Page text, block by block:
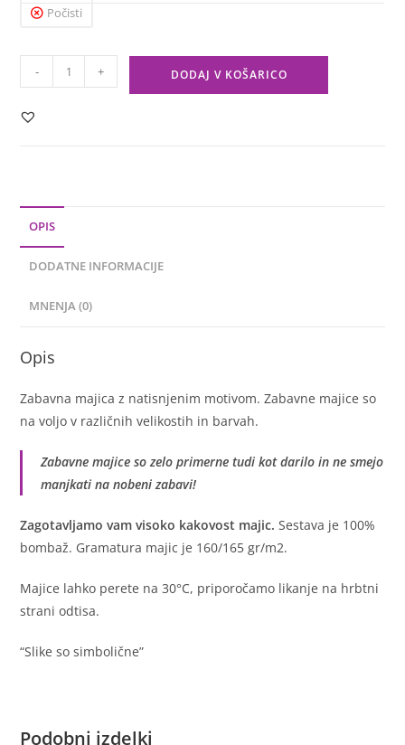
Počisti
- + DODAJ V KOŠARICO
OPIS
DODATNE INFORMACIJE
MNENJA (0)
Opis
Zabavna majica z natisnjenim motivom. Zabavne majice so
na voljo v različnih velikostih in barvah.
Zabavne majice so zelo primerne tudi kot darilo in ne smejo
manjkati na nobeni zabavi!
Zagotavljamo vam visoko kakovost majic. Sestava je 100%
bombaž. Gramatura majic je 160/165 gr/m2.
Majice lahko perete na 30°C, priporočamo likanje na hrbtni
strani odtisa.
“Slike so simbolične”
Podobni izdelki